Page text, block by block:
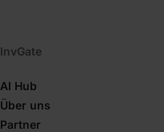
InvGate
AI Hub
Über uns
Partner